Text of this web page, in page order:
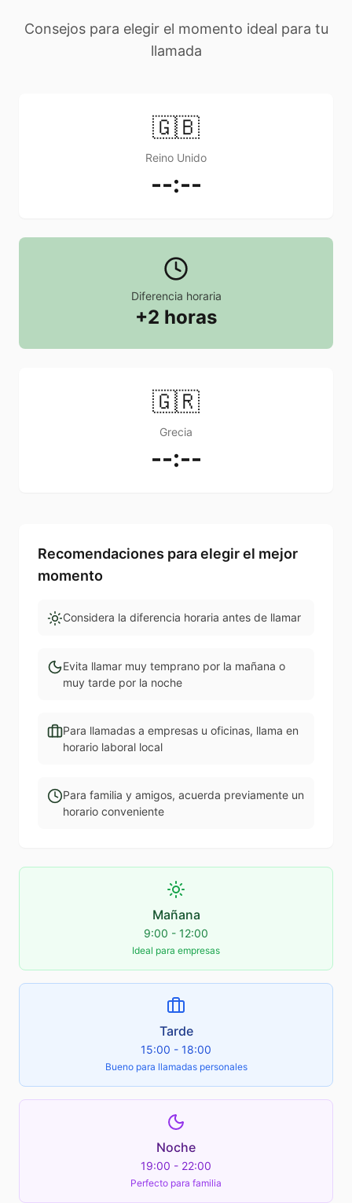
Consejos para elegir el momento ideal para tu
llamada
🇬🇧
Reino Unido
--:--
Diferencia horaria
+2 horas
🇬🇷
Grecia
--:--
Recomendaciones para elegir el mejor
momento
Considera la diferencia horaria antes de llamar
Evita llamar muy temprano por la mañana o
muy tarde por la noche
Para llamadas a empresas u oficinas, llama en
horario laboral local
Para familia y amigos, acuerda previamente un
horario conveniente
Mañana
9:00 - 12:00
Ideal para empresas
Tarde
15:00 - 18:00
Bueno para llamadas personales
Noche
19:00 - 22:00
Perfecto para familia